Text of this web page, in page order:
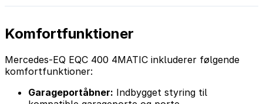
Komfortfunktioner
Mercedes-EQ EQC 400 4MATIC inkluderer følgende
komfortfunktioner:
Garageportåbner: Indbygget styring til